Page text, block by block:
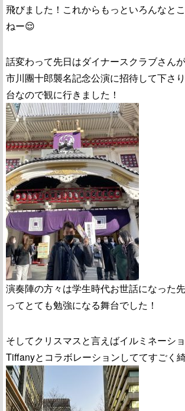
飛びました！これからもっといろんなと
ねー😌
話変わって先日はダイナースクラブさん
市川團十郎襲名記念公演に招待して下さ
台なので観に行きました！
演奏陣の方々は学生時代お世話になった
ってとても勉強になる舞台でした！
そしてクリスマスと言えばイルミネーシ
Tiffanyとコラボレーションしててすごく